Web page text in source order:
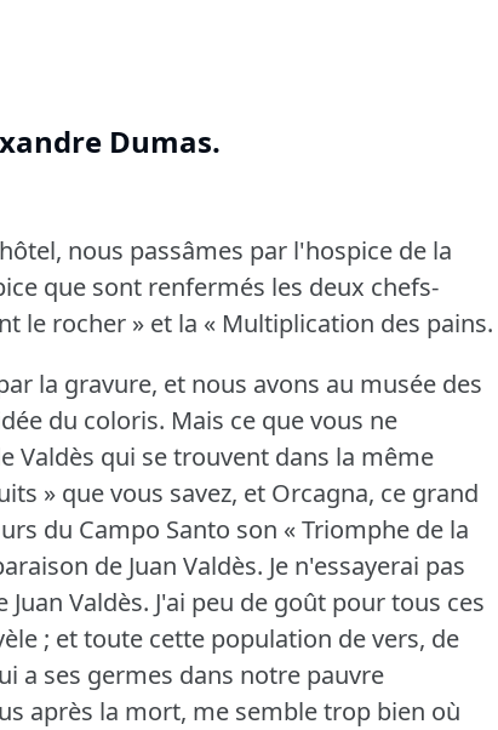
Dumas.
nous passâmes par l'hospice de la
que sont renfermés les deux chefs-
le rocher » et la « Multiplication des pains.
la gravure, et nous avons au musée des
du coloris. Mais ce que vous ne
Valdès qui se trouvent dans la même
» que vous savez, et Orcagna, ce grand
du Campo Santo son « Triomphe de la
de Juan Valdès. Je n'essayerai pas
Valdès. J'ai peu de goût pour tous ces
; et toute cette population de vers, de
a ses germes dans notre pauvre
après la mort, me semble trop bien où